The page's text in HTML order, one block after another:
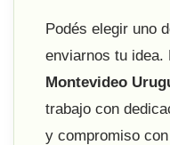
Podés elegir uno
enviarnos tu idea.
Montevideo
trabajo con
y compromiso